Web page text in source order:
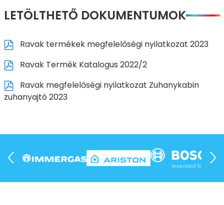
LETÖLTHETŐ DOKUMENTUMOK
Ravak termékek megfelelőségi nyilatkozat 2023
Ravak Termék Katalogus 2022/2
Ravak megfelelőségi nyilatkozat Zuhanykabin
zuhanyajtó 2023